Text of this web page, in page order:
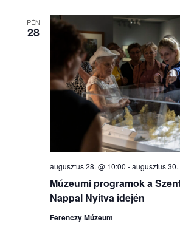
PÉN
28
Múzeumi programok a
Nappal Nyitva idején
augusztus 28. @ 10:00 -augusztus 30.
Ferenczy Múzeum